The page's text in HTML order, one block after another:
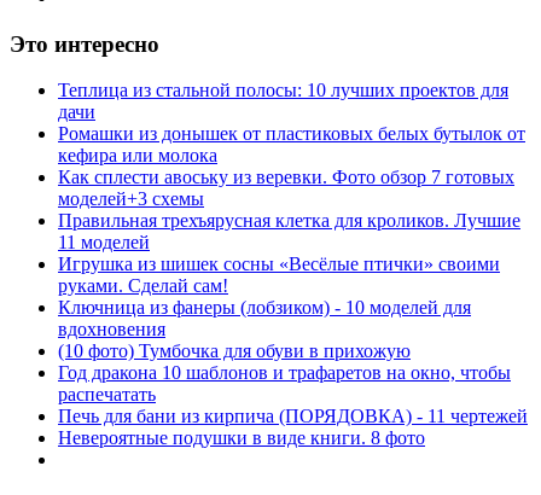
Это интересно
Теплица из стальной полосы: 10 лучших проектов для
дачи
Ромашки из донышек от пластиковых белых бутылок от
кефира или молока
Как сплести авоську из веревки. Фото обзор 7 готовых
моделей+3 схемы
Правильная трехъярусная клетка для кроликов. Лучшие
11 моделей
Игрушка из шишек сосны «Весёлые птички» своими
руками. Сделай сам!
Ключница из фанеры (лобзиком) - 10 моделей для
вдохновения
(10 фото) Тумбочка для обуви в прихожую
Год дракона 10 шаблонов и трафаретов на окно, чтобы
распечатать
Печь для бани из кирпича (ПОРЯДОВКА) - 11 чертежей
Невероятные подушки в виде книги. 8 фото